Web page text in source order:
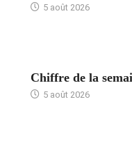
5 août 2026
Chiffre de la
5 août 2026